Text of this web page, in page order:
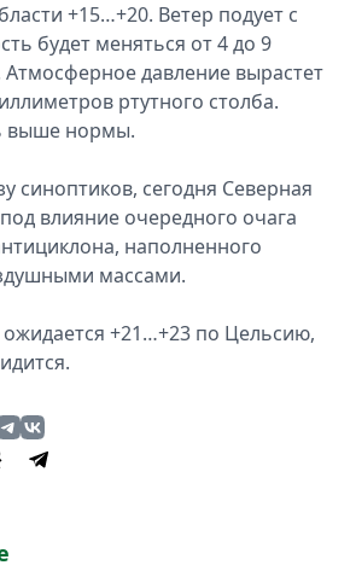
+15…+20. Ветер подует с
будет меняться от 4 до 9
Атмосферное давление вырастет
ртутного столба.
выше нормы.
синоптиков, сегодня Северная
влияние очередного очага
наполненного
массами.
ожидается +21…+23 по Цельсию,